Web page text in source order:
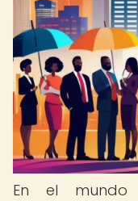
En el mundo